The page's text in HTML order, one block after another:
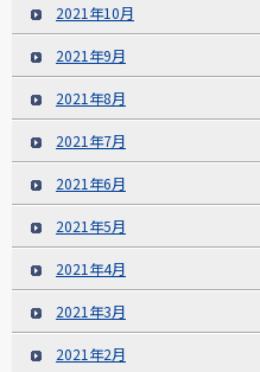
2021年10月
2021年9月
2021年8月
2021年7月
2021年6月
2021年5月
2021年4月
2021年3月
2021年2月